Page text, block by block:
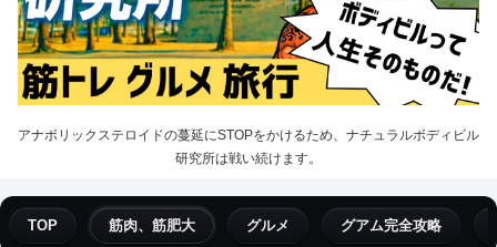
アナボリックステロイドの蔓延にSTOPをかけるため、ナチュラルボディビル
研究所は戦い続けます。
TOP 筋肉、筋肥大 グルメ グアム完全攻略